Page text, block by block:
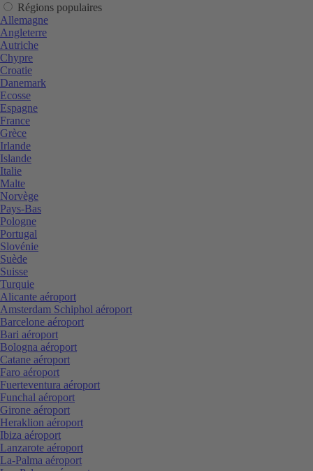
Régions populaires
Allemagne
Angleterre
Autriche
Chypre
Croatie
Danemark
Ecosse
Espagne
France
Grèce
Irlande
Islande
Italie
Malte
Norvège
Pays-Bas
Pologne
Portugal
Slovénie
Suède
Suisse
Turquie
Alicante aéroport
Amsterdam Schiphol aéroport
Barcelone aéroport
Bari aéroport
Bologna aéroport
Catane aéroport
Faro aéroport
Fuerteventura aéroport
Funchal aéroport
Girone aéroport
Heraklion aéroport
Ibiza aéroport
Lanzarote aéroport
La-Palma aéroport